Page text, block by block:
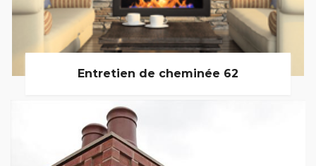
Entretien de cheminée 62